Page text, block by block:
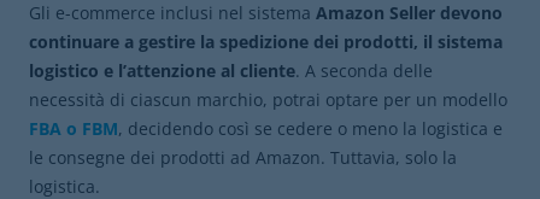
Gli e-commerce inclusi nel sistema Amazon Seller devono
continuare a gestire la spedizione dei prodotti, il sistema
logistico e l’attenzione al cliente. A seconda delle
necessità di ciascun marchio, potrai optare per un modello
FBA o FBM, decidendo così se cedere o meno la logistica e
le consegne dei prodotti ad Amazon. Tuttavia, solo la
logistica.